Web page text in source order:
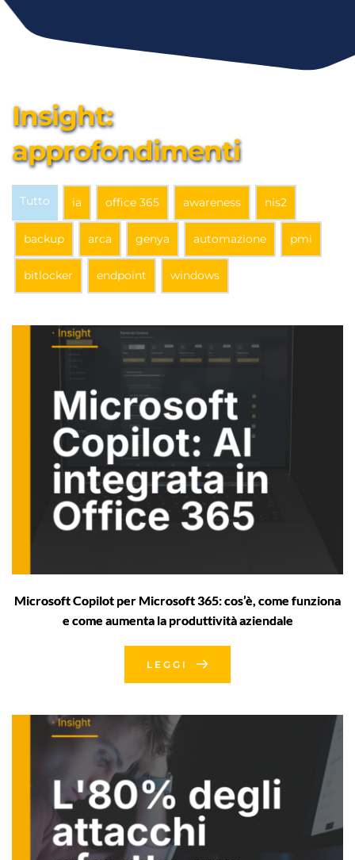
Insight:
approfondimenti
Tutto ia office 365 awareness nis2
backup arca genya automazione pmi
bitlocker endpoint windows
Microsoft Copilot per Microsoft 365: cos’è, come funziona
e come aumenta la produttività aziendale
LEGGI